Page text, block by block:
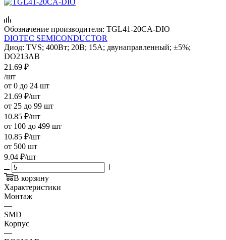
Обозначение производителя: TGL41-20CA-DIO
DIOTEC SEMICONDUCTOR
Диод: TVS; 400Вт; 20В; 15А; двунаправленный; ±5%;
DO213AB
21.69 ₽
/шт
от 0 до 24 шт
21.69 ₽/шт
от 25 до 99 шт
10.85 ₽/шт
от 100 до 499 шт
10.85 ₽/шт
от 500 шт
9.04 ₽/шт
В корзину
Характеристики
Монтаж
—
SMD
Корпус
—